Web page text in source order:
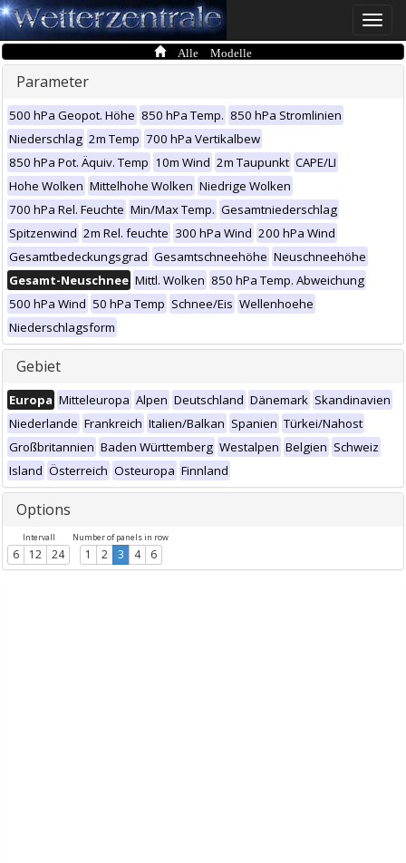
Toggle
Alle Modelle
Parameter
500 hPa Geopot. Höhe 850 hPa Temp. 850 hPa Stromlinien
Niederschlag 2m Temp 700 hPa Vertikalbew
850 hPa Pot. Äquiv. Temp 10m Wind 2m Taupunkt CAPE/LI
Hohe Wolken Mittelhohe Wolken Niedrige Wolken
700 hPa Rel. Feuchte Min/Max Temp. Gesamtniederschlag
Spitzenwind 2m Rel. feuchte 300 hPa Wind 200 hPa Wind
Gesamtbedeckungsgrad Gesamtschneehöhe Neuschneehöhe
Gesamt-Neuschnee Mittl. Wolken 850 hPa Temp. Abweichung
500 hPa Wind 50 hPa Temp Schnee/Eis Wellenhoehe
Niederschlagsform
Gebiet
Europa Mitteleuropa Alpen Deutschland Dänemark Skandinavien
Niederlande Frankreich Italien/Balkan Spanien Türkei/Nahost
Großbritannien Baden Württemberg Westalpen Belgien Schweiz
Island Österreich Osteuropa Finnland
Options
Intervall
6 12 24
Number of panels in row
1 2 3 4 6